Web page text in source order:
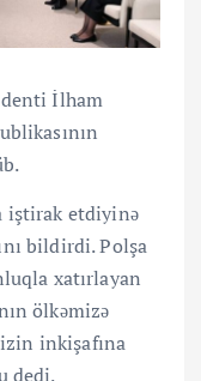
İlham
iştirak etdiyinə
bildirdi. Polşa
xatırlayan
ölkəmizə
inkişafına
dedi.